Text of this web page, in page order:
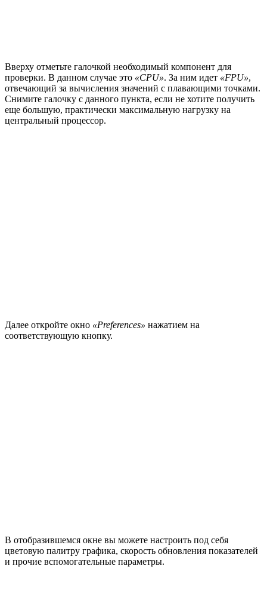
Вверху отметьте галочкой необходимый компонент для
проверки. В данном случае это «CPU». За ним идет «FPU»,
отвечающий за вычисления значений с плавающими точками.
Снимите галочку с данного пункта, если не хотите получить
еще большую, практически максимальную нагрузку на
центральный процессор.
Далее откройте окно «Preferences» нажатием на
соответствующую кнопку.
В отобразившемся окне вы можете настроить под себя
цветовую палитру графика, скорость обновления показателей
и прочие вспомогательные параметры.